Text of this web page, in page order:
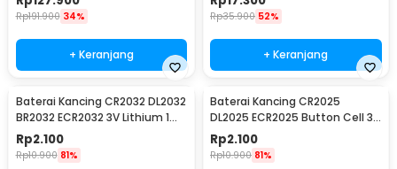
Rp191.900 34%
+ Keranjang
Rp35.900 52%
+ Keranjang
Baterai Kancing CR2032 DL2032
BR2032 ECR2032 3V Lithium 1
PCS
Rp2.100
Rp10.900 81%
Baterai Kancing CR2025
DL2025 ECR2025 Button Cell 3V
Lithium 1 PCS
Rp2.100
Rp10.900 81%